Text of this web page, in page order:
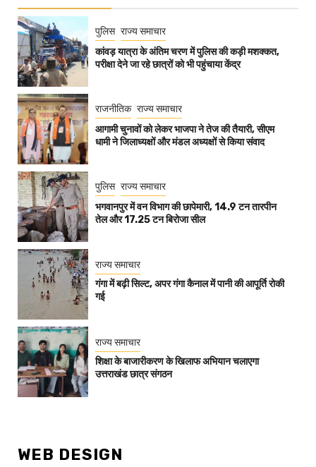
पुलिस राज्य समाचार
कांवड़ यात्रा के अंतिम चरण में पुलिस की कड़ी मशक्कत,
परीक्षा देने जा रहे छात्रों को भी पहुंचाया केंद्र
राजनीतिक राज्य समाचार
आगामी चुनावों को लेकर भाजपा ने तेज की तैयारी, सीएम
धामी ने जिलाध्यक्षों और मंडल अध्यक्षों से किया संवाद
पुलिस राज्य समाचार
भगवानपुर में वन विभाग की छापेमारी, 14.9 टन तारपीन
तेल और 17.25 टन बिरोजा सील
राज्य समाचार
गंगा में बढ़ी सिल्ट, अपर गंगा कैनाल में पानी की आपूर्ति रोकी
गई
राज्य समाचार
शिक्षा के बाजारीकरण के खिलाफ अभियान चलाएगा
उत्तराखंड छात्र संगठन
WEB DESIGN